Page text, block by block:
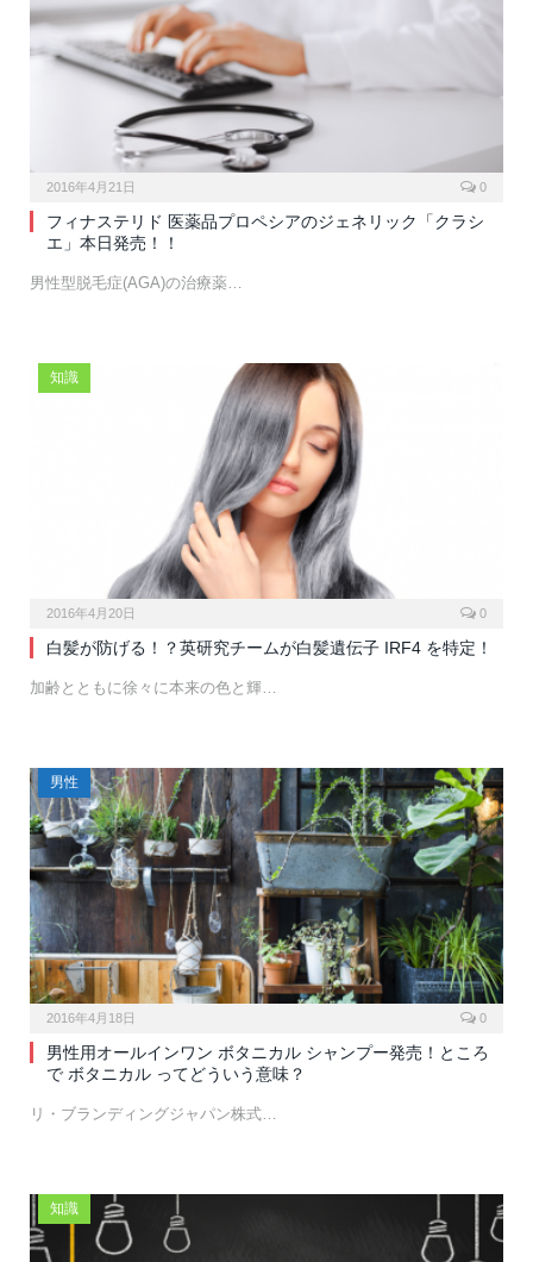
2016年4月21日 0
フィナステリド 医薬品プロペシアのジェネリック「クラシ
エ」本日発売！！
男性型脱毛症(AGA)の治療薬…
知識
2016年4月20日 0
白髪が防げる！？英研究チームが白髪遺伝子 IRF4 を特定！
加齢とともに徐々に本来の色と輝…
男性
2016年4月18日 0
男性用オールインワン ボタニカル シャンプー発売！ところ
で ボタニカル ってどういう意味？
リ・ブランディングジャパン株式…
知識